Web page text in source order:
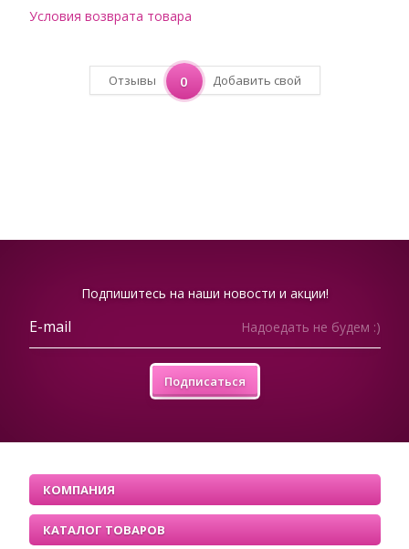
Условия возврата товара
Отзывы 0 Добавить свой
Подпишитесь на наши новости и акции!
Надоедать не будем :)
Подписаться
КОМПАНИЯ
КАТАЛОГ ТОВАРОВ